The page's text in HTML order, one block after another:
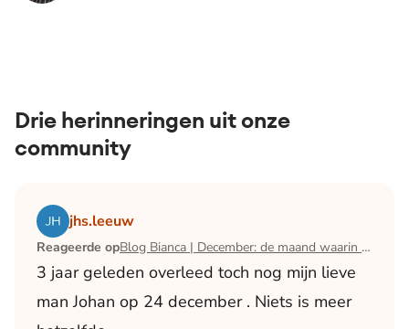
Drie herinneringen uit onze
community
jhs.leeuw
Reageerde op Blog Bianca | December: de maand waarin ik mijn man verloor
3 jaar geleden overleed toch nog mijn lieve
man Johan op 24 december . Niets is meer
Lees het artikel Blog Bianca | December: de maand